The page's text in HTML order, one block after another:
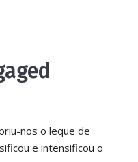
nos o leque de
e intensificou o